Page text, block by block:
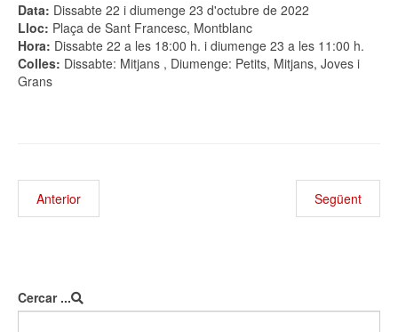
Data: Dissabte 22 i diumenge 23 d'octubre de 2022
Lloc: Plaça de Sant Francesc, Montblanc
Hora: Dissabte 22 a les 18:00 h. i diumenge 23 a les 11:00 h.
Colles: Dissabte: Mitjans , Diumenge: Petits, Mitjans, Joves i
Grans
Anterior Següent
Cercar ...